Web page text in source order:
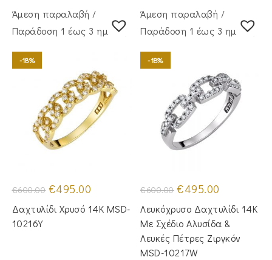
Άμεση παραλαβή /
Παράδoση 1 έως 3 ημέρες
-18%
€600.00 Original
price
was:
€600.00.
€495.00
τιμή
είναι:
Δαχτυλίδι Χρυσό 14Κ MSD-
10216Y
Άμεση παραλαβή /
Παράδoση 1 έως 3 ημέρες
-18%
€600.00 Original
price
€600.00.
€495.00
τιμή
είναι:
€495.00.
Λευκόχρυσο Δαχτυλίδι 14Κ
Με Σχέδιο Αλυσίδα &
Λευκές Πέτρες Ζιργκόν
MSD-10217W